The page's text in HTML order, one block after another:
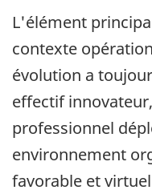
L'élément
contexte
évolution a
effectif
professionnel
environnement
favorable et